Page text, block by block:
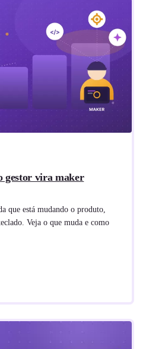
gestor vira maker
que está mudando o produto,
Veja o que muda e como